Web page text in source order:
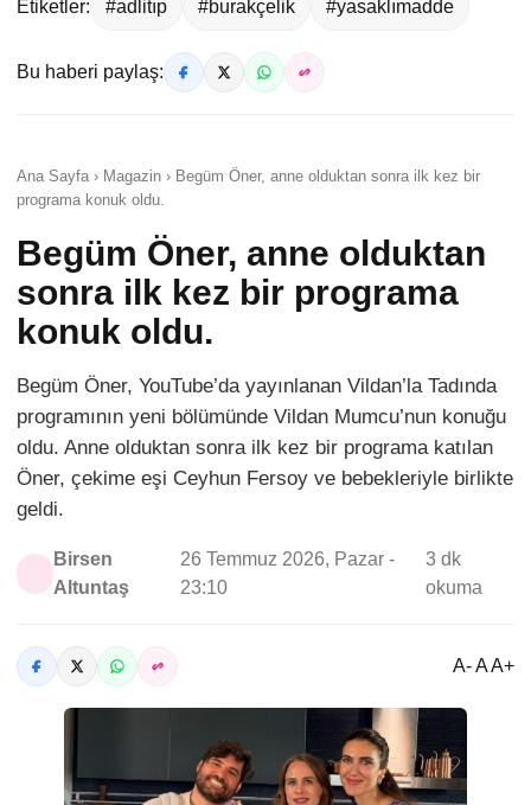
Etiketler: #adlitıp #burakçelik #yasaklımadde
Bu haberi paylaş:
Ana Sayfa › Magazin › Begüm Öner, anne olduktan sonra ilk kez bir
programa konuk oldu.
Begüm Öner, anne olduktan
sonra ilk kez bir programa
konuk oldu.
Begüm Öner, YouTube’da yayınlanan Vildan’la Tadında
programının yeni bölümünde Vildan Mumcu’nun konuğu
oldu. Anne olduktan sonra ilk kez bir programa katılan
Öner, çekime eşi Ceyhun Fersoy ve bebekleriyle birlikte
geldi.
Birsen
Altuntaş
26 Temmuz 2026, Pazar -
23:10
3 dk
okuma
A- A A+